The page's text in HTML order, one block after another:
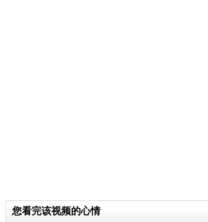
您看完该视频的心情